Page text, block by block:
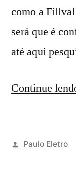
como a
será que é
até aqui
Continue
Publicado
Paulo Eletro